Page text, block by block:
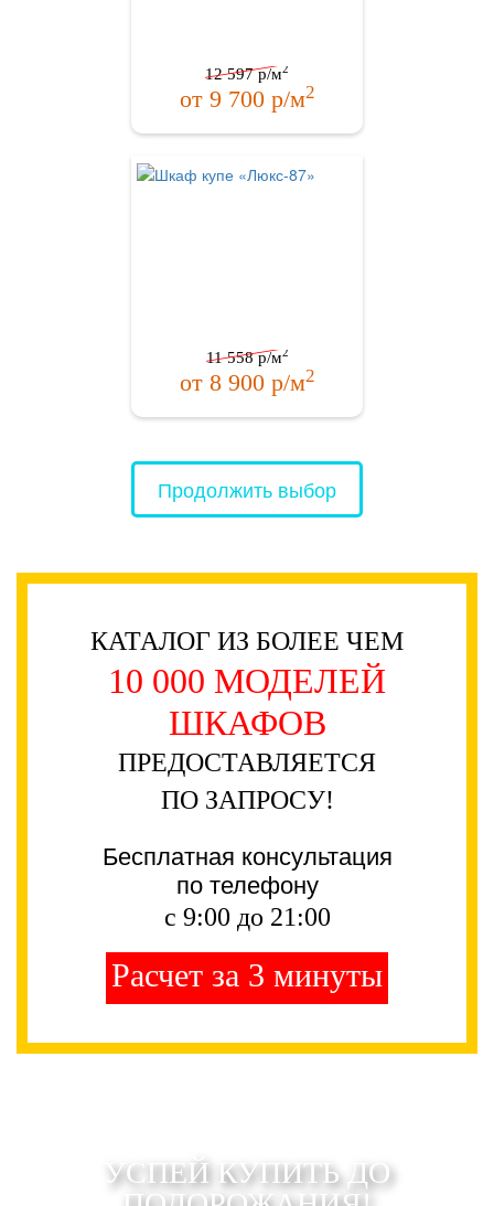
12 597р/м2
от 9 700р/м2
11 558р/м2
от 8 900р/м2
Продолжить выбор
КАТАЛОГ ИЗ БОЛЕЕ ЧЕМ
10 000 МОДЕЛЕЙ
ШКАФОВ
ПРЕДОСТАВЛЯЕТСЯ
ПО ЗАПРОСУ!
Бесплатная консультация
по телефону
с 9:00 до 21:00
Расчет за 3 минуты
УСПЕЙ КУПИТЬ ДО